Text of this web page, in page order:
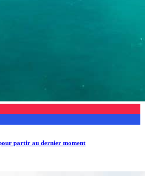
partir au dernier moment